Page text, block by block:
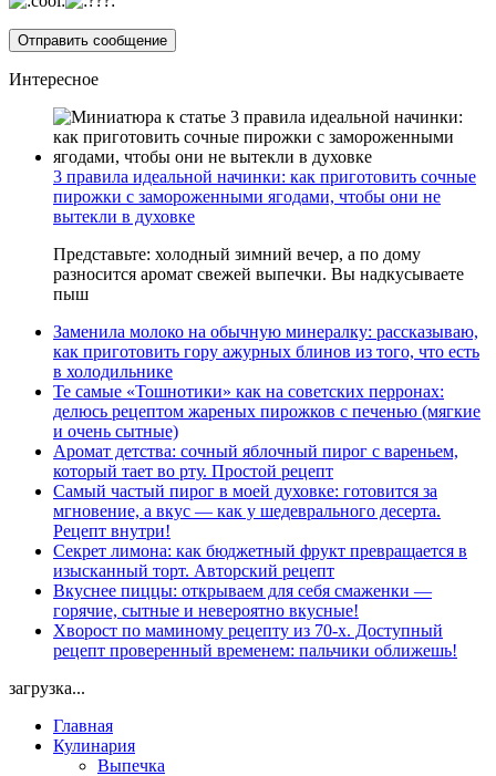
Интересное
3 правила идеальной начинки: как приготовить сочные
пирожки с замороженными ягодами, чтобы они не
вытекли в духовке
Представьте: холодный зимний вечер, а по дому
разносится аромат свежей выпечки. Вы надкусываете
пыш
Заменила молоко на обычную минералку: рассказываю,
как приготовить гору ажурных блинов из того, что есть
в холодильнике
Те самые «Тошнотики» как на советских перронах:
делюсь рецептом жареных пирожков с печенью (мягкие
и очень сытные)
Аромат детства: сочный яблочный пирог с вареньем,
который тает во рту. Простой рецепт
Самый частый пирог в моей духовке: готовится за
мгновение, а вкус — как у шедеврального десерта.
Рецепт внутри!
Секрет лимона: как бюджетный фрукт превращается в
изысканный торт. Авторский рецепт
Вкуснее пиццы: открываем для себя смаженки —
горячие, сытные и невероятно вкусные!
Хворост по маминому рецепту из 70-х. Доступный
рецепт проверенный временем: пальчики оближешь!
загрузка...
Главная
Кулинария
Выпечка